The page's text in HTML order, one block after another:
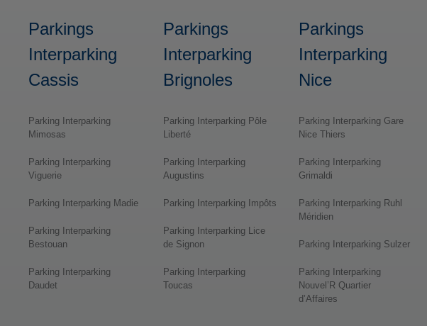
Parkings
Interparking
Cassis
Parking Interparking
Mimosas
Parking Interparking
Viguerie
Parking Interparking Madie
Parking Interparking
Bestouan
Parking Interparking
Daudet
Parkings
Interparking
Brignoles
Parking Interparking Pôle
Liberté
Parking Interparking
Augustins
Parking Interparking Impôts
Parking Interparking Lice
de Signon
Parking Interparking
Toucas
Parkings
Interparking
Nice
Parking Interparking Gare
Nice Thiers
Parking Interparking
Grimaldi
Parking Interparking Ruhl
Méridien
Parking Interparking Sulzer
Parking Interparking
Nouvel’R Quartier
d’Affaires